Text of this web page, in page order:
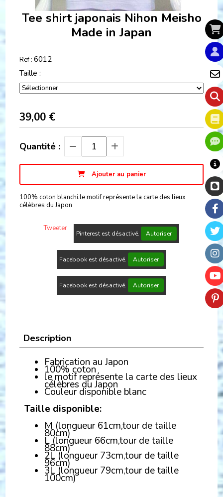
Tee shirt japonais Nihon Meisho
Made in Japan
Ref : 6012
Taille :
39,00 €
Quantité :
Ajouter au panier
100% coton blanchi.le motif représente la carte des lieux
célèbres du Japon
Tweeter
Pinterest est désactivé. Autoriser
Facebook est désactivé. Autoriser
Facebook est désactivé. Autoriser
Description
Fabrication au Japon
100% coton
le motif représente la carte des lieux
célèbres du Japon
Couleur disponible blanc
Taille disponible:
M (longueur 61cm,tour de taille
80cm)
L (longueur 66cm,tour de taille
88cm)
2L (longueur 73cm,tour de taille
96cm)
3L (longueur 79cm,tour de taille
100cm)